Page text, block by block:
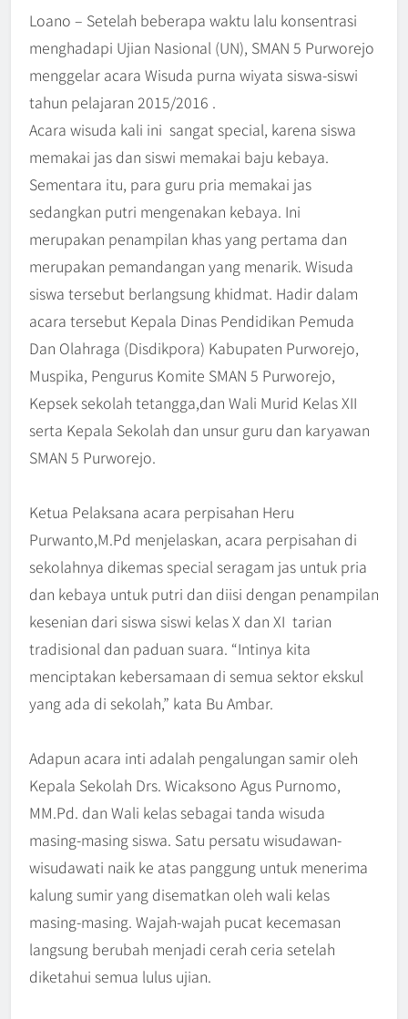
Loano – Setelah beberapa waktu lalu konsentrasi
menghadapi Ujian Nasional (UN), SMAN 5 Purworejo
menggelar acara Wisuda purna wiyata siswa-siswi
tahun pelajaran 2015/2016 .
Acara wisuda kali ini sangat special, karena siswa
memakai jas dan siswi memakai baju kebaya.
Sementara itu, para guru pria memakai jas
sedangkan putri mengenakan kebaya. Ini
merupakan penampilan khas yang pertama dan
merupakan pemandangan yang menarik. Wisuda
siswa tersebut berlangsung khidmat. Hadir dalam
acara tersebut Kepala Dinas Pendidikan Pemuda
Dan Olahraga (Disdikpora) Kabupaten Purworejo,
Muspika, Pengurus Komite SMAN 5 Purworejo,
Kepsek sekolah tetangga,dan Wali Murid Kelas XII
serta Kepala Sekolah dan unsur guru dan karyawan
SMAN 5 Purworejo.
Ketua Pelaksana acara perpisahan Heru
Purwanto,M.Pd menjelaskan, acara perpisahan di
sekolahnya dikemas special seragam jas untuk pria
dan kebaya untuk putri dan diisi dengan penampilan
kesenian dari siswa siswi kelas X dan XI tarian
tradisional dan paduan suara. “Intinya kita
menciptakan kebersamaan di semua sektor ekskul
yang ada di sekolah,” kata Bu Ambar.
Adapun acara inti adalah pengalungan samir oleh
Kepala Sekolah Drs. Wicaksono Agus Purnomo,
MM.Pd. dan Wali kelas sebagai tanda wisuda
masing-masing siswa. Satu persatu wisudawan-
wisudawati naik ke atas panggung untuk menerima
kalung sumir yang disematkan oleh wali kelas
masing-masing. Wajah-wajah pucat kecemasan
langsung berubah menjadi cerah ceria setelah
diketahui semua lulus ujian.